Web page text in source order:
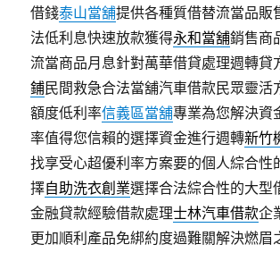
借錢泰山當舖提供各種質借替流當品販
法低利息快速放款獲得永和當舖銷售商
流當商品月息針對萬華借貸處理週轉貸
鋪民間救急合法當舖汽車借款民眾靈活
額度低利率信義區當舖專業為您解決資
率值得您信賴的選擇資金進行週轉新竹
找享受心超優利率方案要的個人綜合性
擇自助洗衣創業選擇合法綜合性的大型
金融貸款經驗借款處理士林汽車借款企
更加順利產品免綁約度過難關解決燃眉